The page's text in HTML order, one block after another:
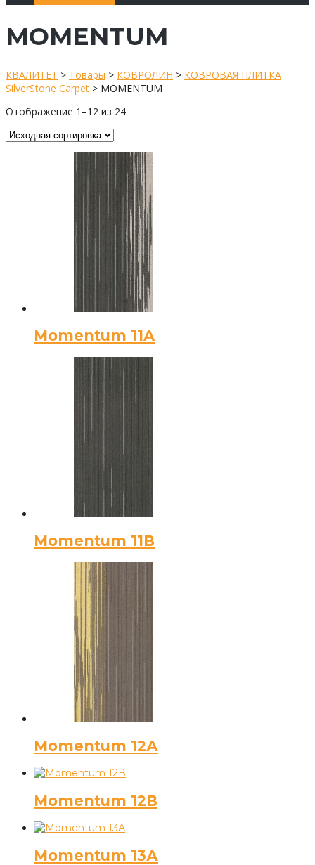
MOMENTUM
КВАЛИТЕТ > Товары > КОВРОЛИН > КОВРОВАЯ ПЛИТКА
SilverStone Carpet > MOMENTUM
Отображение 1–12 из 24
Momentum 11A
Momentum 11В
Momentum 12А
Momentum 12В
Momentum 13А